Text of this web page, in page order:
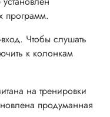
программ.
Чтобы слушать
к колонкам
на тренировки
продуманная